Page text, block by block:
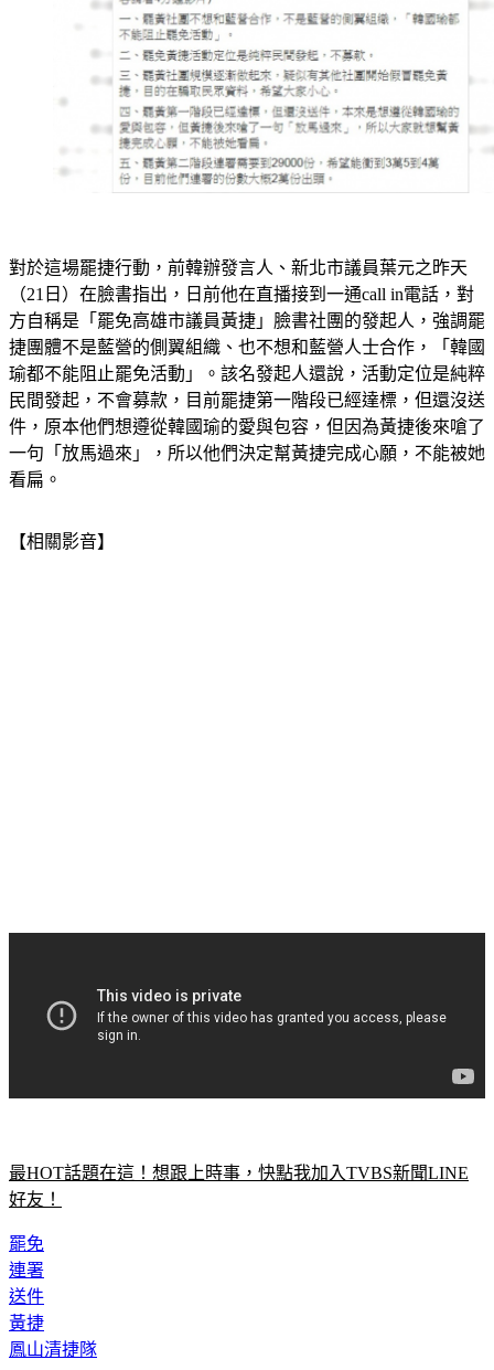
對於這場罷捷行動，前韓辦發言人、新北市議員葉元之昨天
（21日）在臉書指出，日前他在直播接到一通call in電話，對
方自稱是「罷免高雄市議員黃捷」臉書社團的發起人，強調罷
捷團體不是藍營的側翼組織、也不想和藍營人士合作，「韓國
瑜都不能阻止罷免活動」。該名發起人還說，活動定位是純粹
民間發起，不會募款，目前罷捷第一階段已經達標，但還沒送
件，原本他們想遵從韓國瑜的愛與包容，但因為黃捷後來嗆了
一句「放馬過來」，所以他們決定幫黃捷完成心願，不能被她
看扁。
【相關影音】
最HOT話題在這！想跟上時事，快點我加入TVBS新聞LINE
好友！
罷免
連署
送件
黃捷
鳳山清捷隊